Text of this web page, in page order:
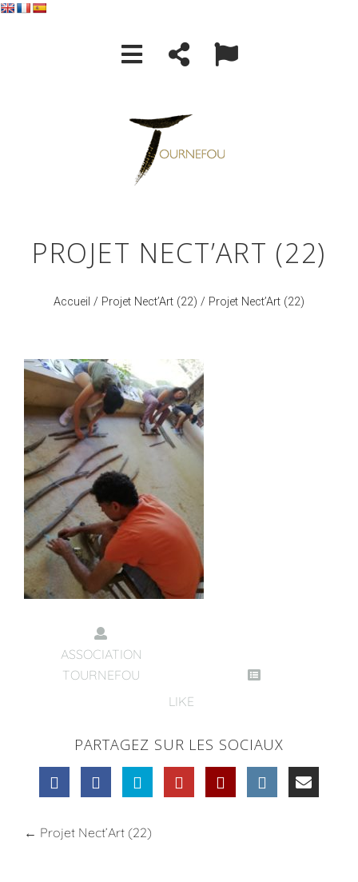
PROJET NECT’ART (22)
Accueil / Projet Nect’Art (22) / Projet Nect’Art (22)
ASSOCIATION
TOURNEFOU
LIKE
PARTAGEZ SUR LES SOCIAUX
← Projet Nect’Art (22)